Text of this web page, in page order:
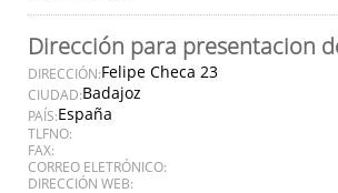
Dirección para presentacion
DIRECCIÓN:Felipe Checa 23
CIUDAD:Badajoz
PAÍS:España
TLFNO:
FAX:
CORREO ELETRÓNICO:
DIRECCIÓN WEB: